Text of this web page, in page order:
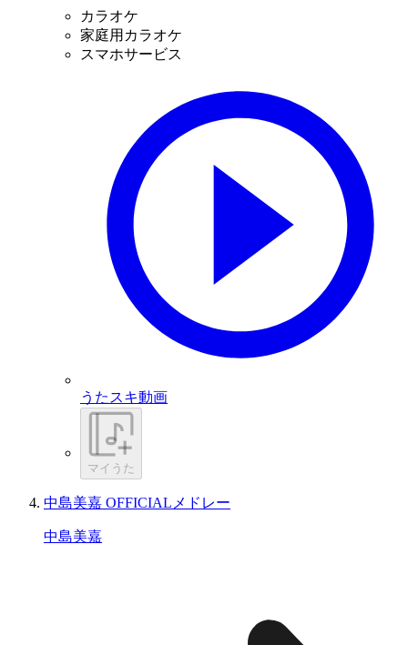
カラオケ
家庭用カラオケ
スマホサービス
うたスキ動画
マイうた
中島美嘉 OFFICIALメドレー
中島美嘉